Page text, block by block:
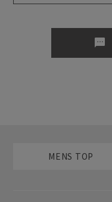
sms
MENS TOP